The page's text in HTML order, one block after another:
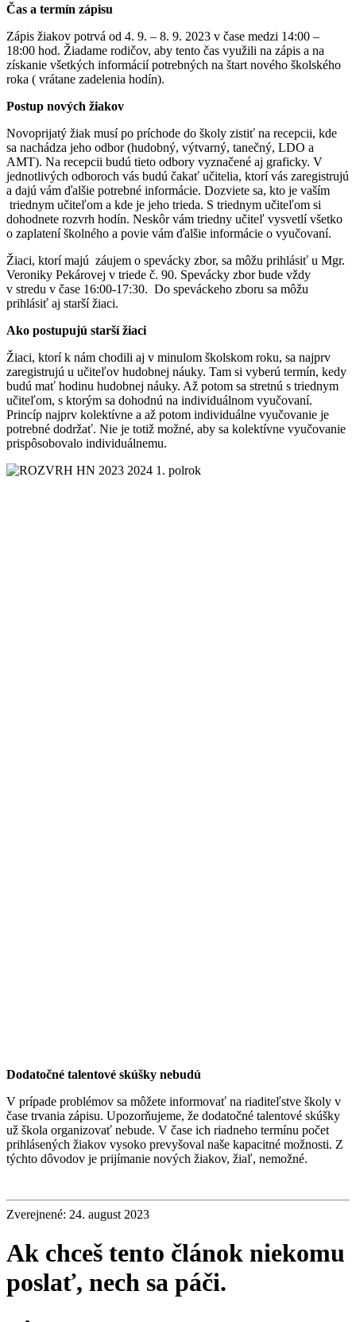
Čas a termín zápisu
Zápis žiakov potrvá od 4. 9. – 8. 9. 2023 v čase medzi 14:00 –
18:00 hod. Žiadame rodičov, aby tento čas využili na zápis a na
získanie všetkých informácií potrebných na štart nového školského
roka ( vrátane zadelenia hodín).
Postup nových žiakov
Novoprijatý žiak musí po príchode do školy zistiť na recepcii, kde
sa nachádza jeho odbor (hudobný, výtvarný, tanečný, LDO a
AMT). Na recepcii budú tieto odbory vyznačené aj graficky. V
jednotlivých odboroch vás budú čakať učitelia, ktorí vás zaregistrujú
a dajú vám ďalšie potrebné informácie. Dozviete sa, kto je vaším
triednym učiteľom a kde je jeho trieda. S triednym učiteľom si
dohodnete rozvrh hodín. Neskôr vám triedny učiteľ vysvetlí všetko
o zaplatení školného a povie vám ďalšie informácie o vyučovaní.
Žiaci, ktorí majú záujem o spevácky zbor, sa môžu prihlásiť u Mgr.
Veroniky Pekárovej v triede č. 90. Spevácky zbor bude vždy
v stredu v čase 16:00-17:30. Do speváckeho zboru sa môžu
prihlásiť aj starší žiaci.
Ako postupujú starší žiaci
Žiaci, ktorí k nám chodili aj v minulom školskom roku, sa najprv
zaregistrujú u učiteľov hudobnej náuky. Tam si vyberú termín, kedy
budú mať hodinu hudobnej náuky. Až potom sa stretnú s triednym
učiteľom, s ktorým sa dohodnú na individuálnom vyučovaní.
Princíp najprv kolektívne a až potom individuálne vyučovanie je
potrebné dodržať. Nie je totiž možné, aby sa kolektívne vyučovanie
prispôsobovalo individuálnemu.
Dodatočné talentové skúšky nebudú
V prípade problémov sa môžete informovať na riaditeľstve školy v
čase trvania zápisu. Upozorňujeme, že dodatočné talentové skúšky
už škola organizovať nebude. V čase ich riadneho termínu počet
prihlásených žiakov vysoko prevyšoval naše kapacitné možnosti. Z
týchto dôvodov je prijímanie nových žiakov, žiaľ, nemožné.
Zverejnené: 24. august 2023
Ak chceš tento článok niekomu
poslať, nech sa páči.